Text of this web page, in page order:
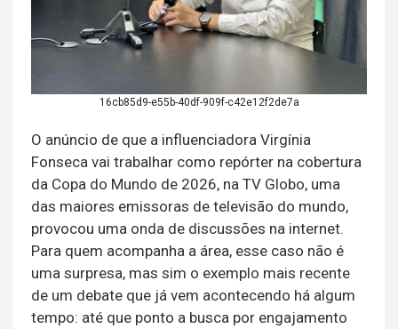
16cb85d9-e55b-40df-909f-c42e12f2de7a
O anúncio de que a influenciadora Virgínia
Fonseca vai trabalhar como repórter na cobertura
da Copa do Mundo de 2026, na TV Globo, uma
das maiores emissoras de televisão do mundo,
provocou uma onda de discussões na internet.
Para quem acompanha a área, esse caso não é
uma surpresa, mas sim o exemplo mais recente
de um debate que já vem acontecendo há algum
tempo: até que ponto a busca por engajamento